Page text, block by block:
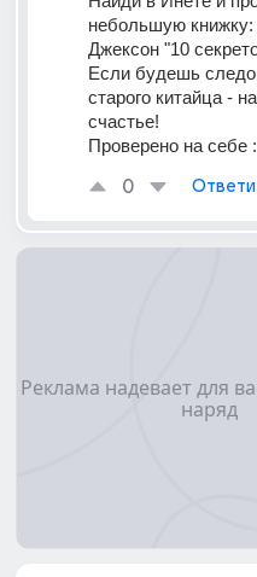
небольшую
Джексон "10
Если будешь
старого китайца -
счастье!
Проверено на себе
0